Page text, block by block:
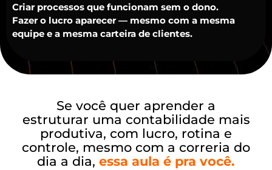
Criar processos que funcionam sem o dono.
Fazer o lucro aparecer — mesmo com a mesma
equipe e a mesma carteira de clientes.
Se você quer aprender a
estruturar uma contabilidade mais
produtiva, com lucro, rotina e
controle, mesmo com a correria do
dia a dia, essa aula é pra você.